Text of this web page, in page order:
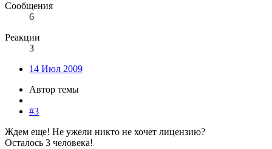
Сообщения
6
Реакции
3
14 Июл 2009
Автор темы
#3
Ждем еще! Не ужели никто не хочет лицензию?
Осталось 3 человека!